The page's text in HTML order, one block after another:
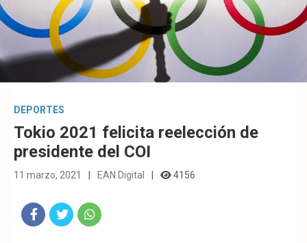
DEPORTES
Tokio 2021 felicita reelección de
presidente del COI
11 marzo, 2021 EAN Digital 4156